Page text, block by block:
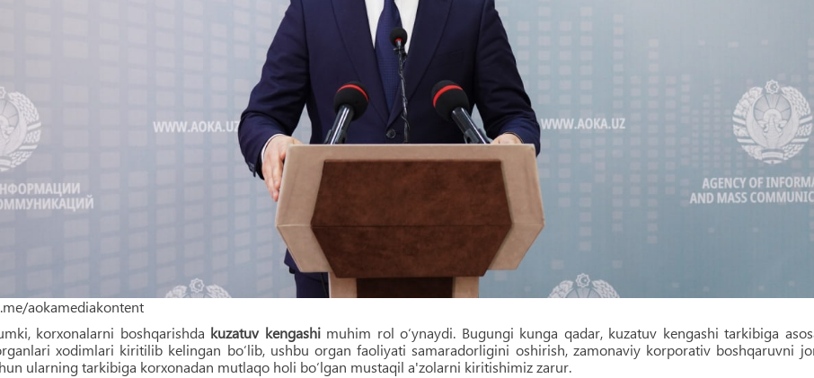
aokamediakontent
korxonalarni boshqarishda kuzatuv kengashi muhim rol o‘ynaydi. Bugungi kunga qadar, kuzatuv kengashi tarkibiga
xodimlari kiritilib kelingan bo‘lib, ushbu organ faoliyati samaradorligini oshirish, zamonaviy korporativ boshqaruvni
ularning tarkibiga korxonadan mutlaqo holi bo‘lgan mustaqil a'zolarni kiritishimiz zarur.